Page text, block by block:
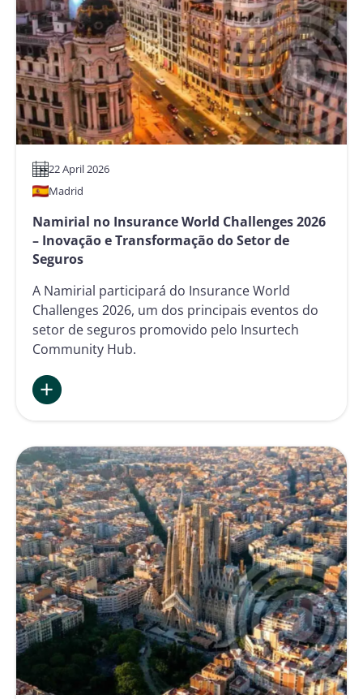
e
Transformação
do
Setor
Cooperativo
22 April 2026
Madrid
Namirial no Insurance World Challenges 2026
– Inovação e Transformação do Setor de
Seguros
A Namirial participará do Insurance World
Challenges 2026, um dos principais eventos do
setor de seguros promovido pelo Insurtech
Community Hub.
Namirial
Insurance
World
Challenges
2026
–
Inovação
e
Transformação
do
Setor
de
Seguros